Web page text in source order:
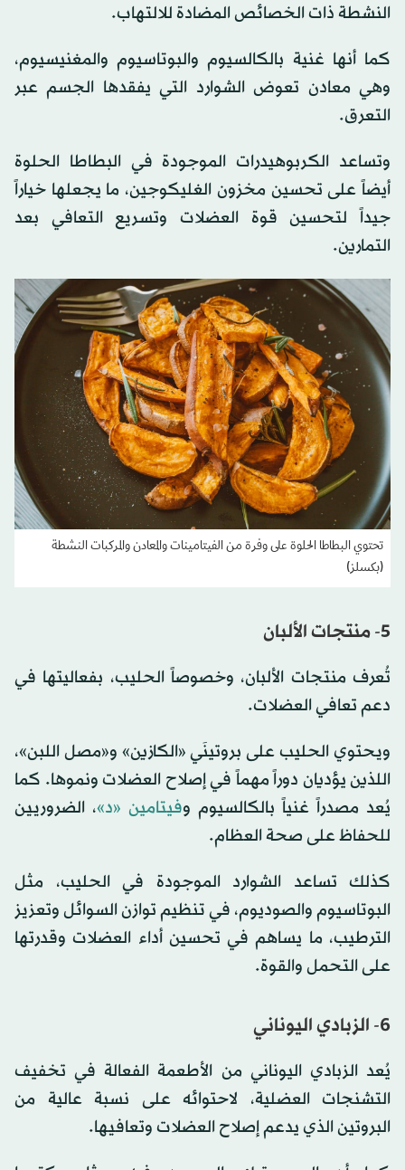
النشطة ذات الخصائص المضادة للالتهاب.
كما أنها غنية بالكالسيوم والبوتاسيوم والمغنيسيوم،
وهي معادن تعوض الشوارد التي يفقدها الجسم عبر
التعرق.
وتساعد الكربوهيدرات الموجودة في البطاطا الحلوة
أيضاً على تحسين مخزون الغليكوجين، ما يجعلها خياراً
جيداً لتحسين قوة العضلات وتسريع التعافي بعد
التمارين.
تحتوي البطاطا الحلوة على وفرة من الفيتامينات والمعادن والمركبات النشطة
(بكسلز)
5- منتجات الألبان
تُعرف منتجات الألبان، وخصوصاً الحليب، بفعاليتها في
دعم تعافي العضلات.
ويحتوي الحليب على بروتينَي «الكازين» و«مصل اللبن»،
اللذين يؤديان دوراً مهماً في إصلاح العضلات ونموها. كما
يُعد مصدراً غنياً بالكالسيوم وفيتامين «د»، الضروريين
للحفاظ على صحة العظام.
كذلك تساعد الشوارد الموجودة في الحليب، مثل
البوتاسيوم والصوديوم، في تنظيم توازن السوائل وتعزيز
الترطيب، ما يساهم في تحسين أداء العضلات وقدرتها
على التحمل والقوة.
6- الزبادي اليوناني
يُعد الزبادي اليوناني من الأطعمة الفعالة في تخفيف
التشنجات العضلية، لاحتوائه على نسبة عالية من
البروتين الذي يدعم إصلاح العضلات وتعافيها.